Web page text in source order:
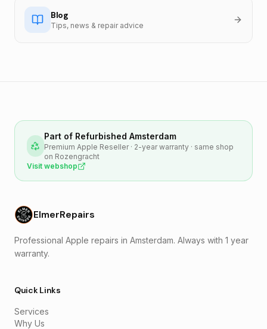
Blog
Tips, news & repair advice
Part of Refurbished Amsterdam
Premium Apple Reseller · 2-year warranty · same shop
on Rozengracht
Visit webshop
ElmerRepairs
Professional Apple repairs in Amsterdam. Always with 1 year
warranty.
Quick Links
Services
Why Us